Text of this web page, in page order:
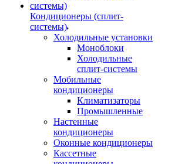
Кондиционеры (сплит-
системы)
Холодильные установки
Моноблоки
Холодильные
сплит-системы
Мобильные
кондиционеры
Климатизаторы
Промышленные
Настенные
кондиционеры
Оконные кондиционеры
Кассетные